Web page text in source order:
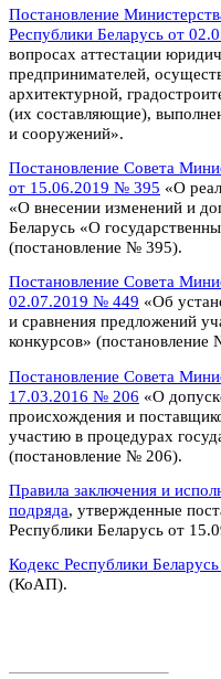
Постановление
Республики Беларусь от
вопросах аттестации
предпринимателей,
архитектурной,
(их составляющие),
и сооружений».
Постановление Совета
от 15.06.2019 № 395 «О
«О внесении изменений и
Беларусь «О
(постановление № 395).
Постановление Совета
02.07.2019 № 449 «Об
и сравнения предложений
конкурсов» (постановление
Постановление Совета
17.03.2016 № 206 «О
происхождения и
участию в процедурах
(постановление № 206).
Правила заключения и
подряда, утвержденные
Республики Беларусь от
Кодекс Республики
(КоАП).